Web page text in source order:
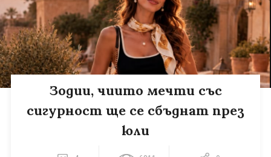
Зодии, чиито мечти със
сигурност ще се сбъднат през
юли